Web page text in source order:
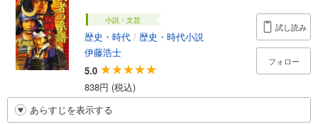
小説・文芸
歴史・時代 / 歴史・時代小説
伊藤浩士
5.0
838円 (税込)
試し読み
フォロー
あらすじを表示する